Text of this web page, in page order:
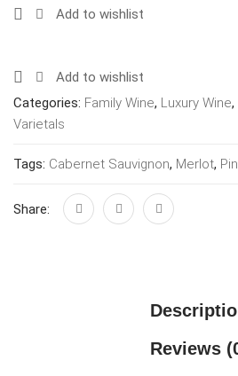
Add to wishlist
Add to wishlist
Categories: Family Wine, Luxury Wine,
Varietals
Tags: Cabernet Sauvignon, Merlot,
Share:
Reviews